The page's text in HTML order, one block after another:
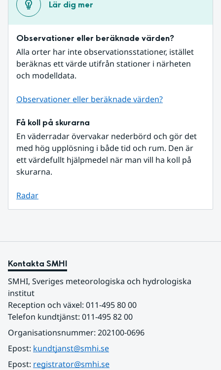
Lär dig mer
Observationer eller beräknade värden?
Alla orter har inte observationsstationer, istället
beräknas ett värde utifrån stationer i närheten
och modelldata.
Observationer eller beräknade värden?
Få koll på skurarna
En väderradar övervakar nederbörd och gör det
med hög upplösning i både tid och rum. Den är
ett värdefullt hjälpmedel när man vill ha koll på
skurarna.
Radar
Kontakta SMHI
SMHI, Sveriges meteorologiska och hydrologiska
institut
Reception och växel: 011-495 80 00
Telefon kundtjänst: 011-495 82 00
Organisationsnummer: 202100-0696
Epost: kundtjanst@smhi.se
Epost: registrator@smhi.se